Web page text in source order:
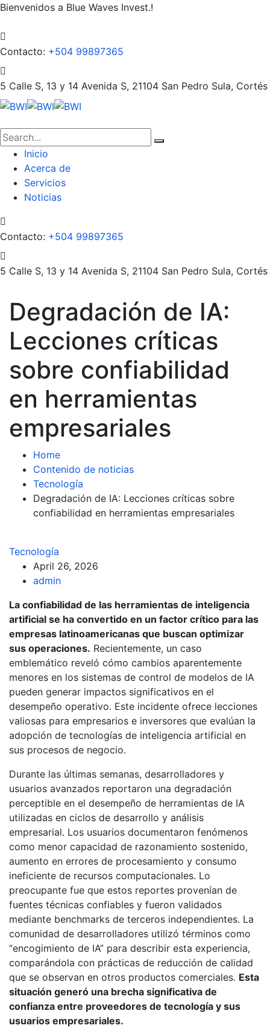
Bienvenidos a Blue Waves Invest.!
Contacto: +504 99897365
5 Calle S, 13 y 14 Avenida S, 21104 San Pedro Sula, Cortés
Inicio
Acerca de
Servicios
Noticias
Contacto: +504 99897365
5 Calle S, 13 y 14 Avenida S, 21104 San Pedro Sula, Cortés
Degradación de IA:
Lecciones críticas
sobre confiabilidad
en herramientas
empresariales
Home
Contenido de noticias
Tecnología
Degradación de IA: Lecciones críticas sobre
confiabilidad en herramientas empresariales
Tecnología
April 26, 2026
admin
La confiabilidad de las herramientas de inteligencia
artificial se ha convertido en un factor crítico para las
empresas latinoamericanas que buscan optimizar
sus operaciones. Recientemente, un caso
emblemático reveló cómo cambios aparentemente
menores en los sistemas de control de modelos de IA
pueden generar impactos significativos en el
desempeño operativo. Este incidente ofrece lecciones
valiosas para empresarios e inversores que evalúan la
adopción de tecnologías de inteligencia artificial en
sus procesos de negocio.
Durante las últimas semanas, desarrolladores y
usuarios avanzados reportaron una degradación
perceptible en el desempeño de herramientas de IA
utilizadas en ciclos de desarrollo y análisis
empresarial. Los usuarios documentaron fenómenos
como menor capacidad de razonamiento sostenido,
aumento en errores de procesamiento y consumo
ineficiente de recursos computacionales. Lo
preocupante fue que estos reportes provenían de
fuentes técnicas confiables y fueron validados
mediante benchmarks de terceros independientes. La
comunidad de desarrolladores utilizó términos como
“encogimiento de IA” para describir esta experiencia,
comparándola con prácticas de reducción de calidad
que se observan en otros productos comerciales. Esta
situación generó una brecha significativa de
confianza entre proveedores de tecnología y sus
usuarios empresariales.